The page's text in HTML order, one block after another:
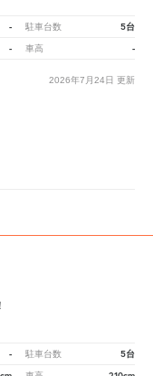
- 駐車台数 5台
- 車高 -
2026年7月24日 更新
- 駐車台数 5台